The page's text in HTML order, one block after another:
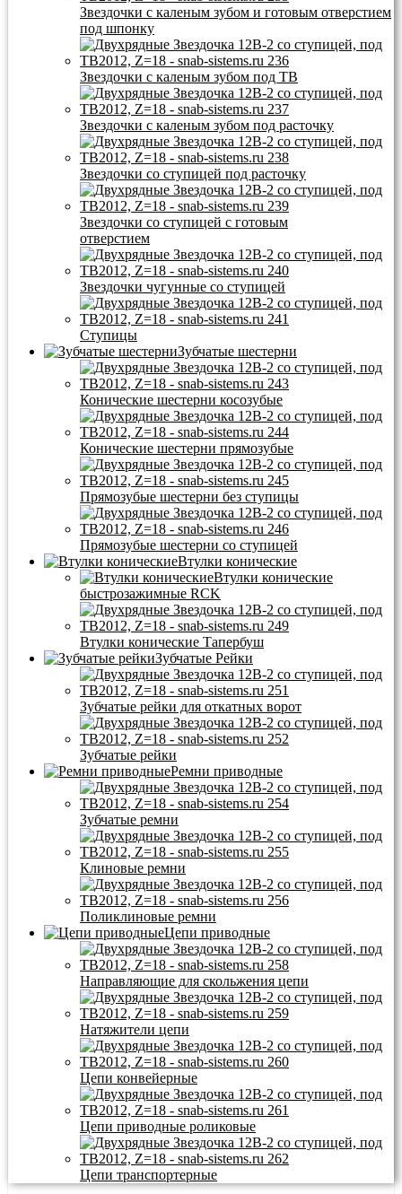
Звездочки с каленым зубом и готовым отверстием
под шпонку
Звездочки с каленым зубом под ТВ
Звездочки с каленым зубом под расточку
Звездочки со ступицей под расточку
Звездочки со ступицей с готовым
отверстием
Звездочки чугунные со ступицей
Ступицы
Зубчатые шестерни
Конические шестерни косозубые
Конические шестерни прямозубые
Прямозубые шестерни без ступицы
Прямозубые шестерни со ступицей
Втулки конические
Втулки конические
быстрозажимные RCK
Втулки конические Тапербуш
Зубчатые Рейки
Зубчатые рейки для откатных ворот
Зубчатые рейки
Ремни приводные
Зубчатые ремни
Клиновые ремни
Поликлиновые ремни
Цепи приводные
Направляющие для скольжения цепи
Натяжители цепи
Цепи конвейерные
Цепи приводные роликовые
Цепи транспортерные